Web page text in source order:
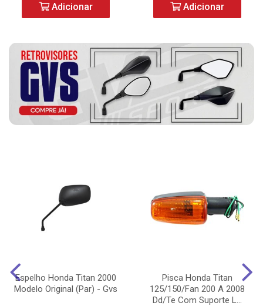
Adicionar Adicionar
Espelho Honda Titan 2000
Modelo Original (Par) - Gvs
Pisca Honda Titan
125/150/Fan 200 A 2008
Dd/Te Com Suporte L...